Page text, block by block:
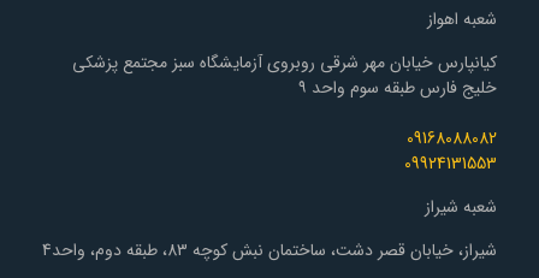
شعبه اهواز
کیانپارس خیابان مهر شرقی روبروی آزمایشگاه سبز مجتمع پزشکی
خلیج فارس طبقه سوم واحد ۹
09168088082
09924131553
شعبه شیراز
شیراز، خیابان قصر دشت، ساختمان نبش کوچه 83، طبقه دوم، واحد4